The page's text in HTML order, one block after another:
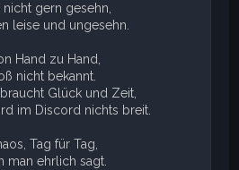
gern gesehn,
leise und ungesehn.
Hand zu Hand,
nicht bekannt.
Glück und Zeit,
im Discord nichts breit.
Tag für Tag,
man ehrlich sagt.